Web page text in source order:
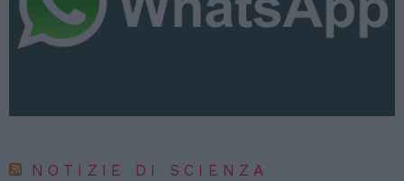
NOTIZIE DI SCIENZA